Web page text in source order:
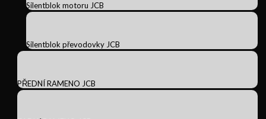
Silentblok motoru JCB
Silentblok převodovky JCB
PŘEDNÍ RAMENO JCB